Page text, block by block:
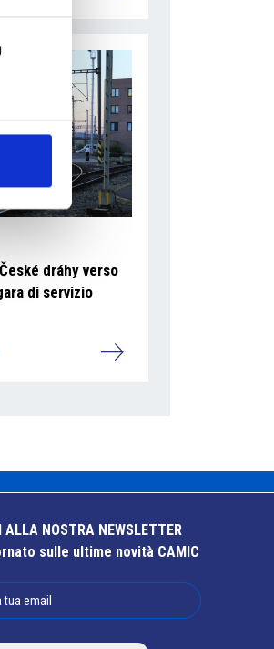
dráhy verso
di servizio
ALLA NOSTRA NEWSLETTER
sulle ultime novità CAMIC